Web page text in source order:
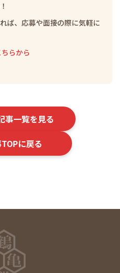
ば、応募や面接の際に気軽に
らから
事一覧を見る
に戻る